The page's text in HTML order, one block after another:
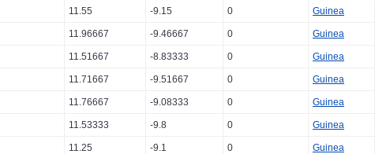
11.55 -9.15 0 Guinea
11.96667 -9.46667 0 Guinea
11.51667 -8.83333 0 Guinea
11.71667 -9.51667 0 Guinea
11.76667 -9.08333 0 Guinea
11.53333 -9.8 0 Guinea
11.25 -9.1 0 Guinea